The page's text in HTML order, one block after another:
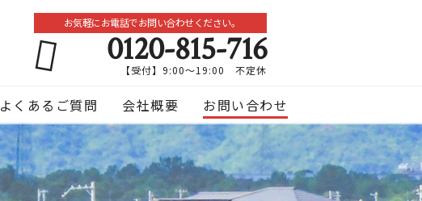
お気軽にお電話でお問い合わせください。
0120-815-716
【受付】9:00～19:00 不定休
よくあるご質問 会社概要 お問い合わせ